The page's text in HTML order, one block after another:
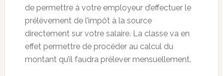
de permettre à votre employeur d’effectuer le
prélèvement de l’impôt à la source
directement sur votre salaire. La classe va en
effet permettre de procéder au calcul du
montant qu’il faudra prélever mensuellement.